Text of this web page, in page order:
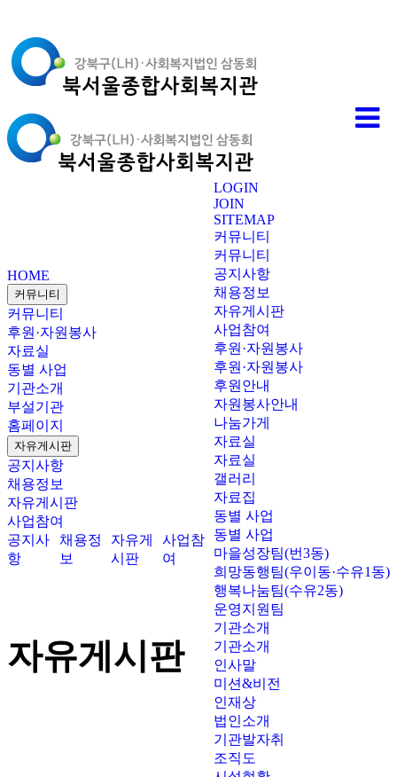
LOGIN
JOIN
SITEMAP
커뮤니티
커뮤니티
공지사항
채용정보
자유게시판
사업참여
후원·자원봉사
후원·자원봉사
후원안내
자원봉사안내
나눔가게
자료실
자료실
갤러리
자료집
동별 사업
동별 사업
마을성장팀(번3동)
희망동행팀(우이동·수유1동)
행복나눔팀(수유2동)
운영지원팀
기관소개
기관소개
인사말
미션&비전
인재상
법인소개
기관발자취
조직도
HOME
커뮤니티
커뮤니티
후원·자원봉사
자료실
동별 사업
기관소개
부설기관
홈페이지
자유게시판
공지사항
채용정보
자유게시판
사업참여
공지사
항
채용정
보
자유게
시판
사업참
여
자유게시판